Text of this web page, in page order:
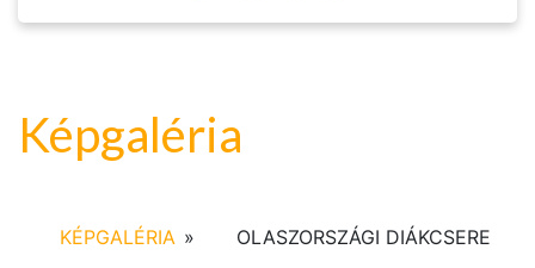
Képgaléria
KÉPGALÉRIA » OLASZORSZÁGI DIÁKCSERE